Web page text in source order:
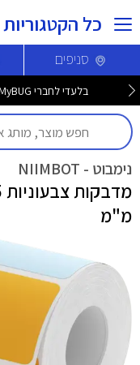
כל הקטגוריות
סניפים
בלעדי לחברי MyBUG! מגוון מקלדות AULA ב-20% הנחה >>>
נימבוט - NIIMBOT
מ"מ